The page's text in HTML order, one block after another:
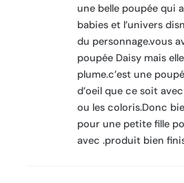
une belle poupée qui
babies et l’univers
du personnage.vous
poupée Daisy mais
plume.c’est une
d’oeil que ce soit
ou les coloris.Donc
pour une petite fille
avec .produit bien